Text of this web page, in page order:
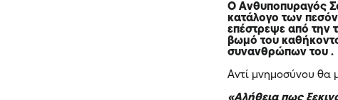
Ο Ανθυποπυραγός
κατάλογο των
επέστρεψε από την
βωμό του
συνανθρώπων του .
Αντί μνημοσύνου θα
«Αλήθεια πως